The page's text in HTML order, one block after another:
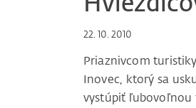
22. 10. 2010
Priaznivcom
Inovec, ktorý sa
vystúpiť ľubovoľnou